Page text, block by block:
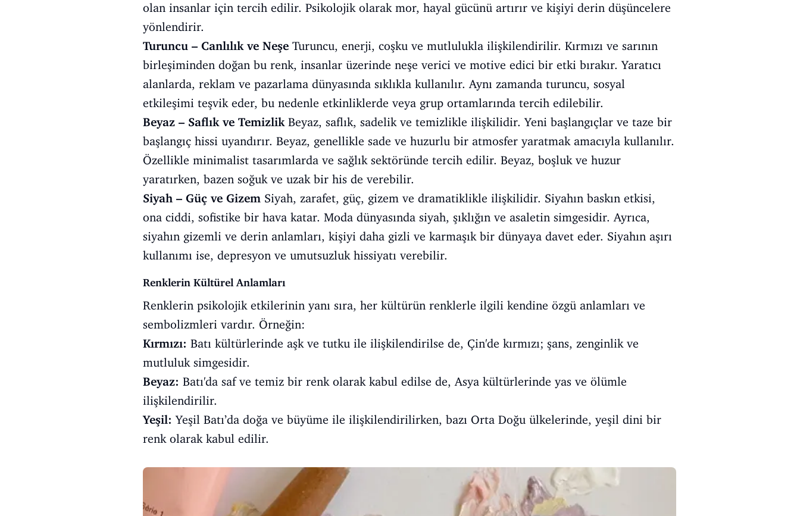
olan insanlar için tercih edilir. Psikolojik olarak mor, hayal gücünü artırır ve kişiyi derin düşüncelere
yönlendirir.
Turuncu – Canlılık ve Neşe Turuncu, enerji, coşku ve mutlulukla ilişkilendirilir. Kırmızı ve sarının
birleşiminden doğan bu renk, insanlar üzerinde neşe verici ve motive edici bir etki bırakır. Yaratıcı
alanlarda, reklam ve pazarlama dünyasında sıklıkla kullanılır. Aynı zamanda turuncu, sosyal
etkileşimi teşvik eder, bu nedenle etkinliklerde veya grup ortamlarında tercih edilebilir.
Beyaz – Saflık ve TemizlikBeyaz, saflık, sadelik ve temizlikle ilişkilidir. Yeni başlangıçlar ve taze bir
başlangıç hissi uyandırır. Beyaz, genellikle sade ve huzurlu bir atmosfer yaratmak amacıyla kullanılır.
Özellikle minimalist tasarımlarda ve sağlık sektöründe tercih edilir. Beyaz, boşluk ve huzur
yaratırken, bazen soğuk ve uzak bir his de verebilir.
Siyah – Güç ve Gizem Siyah, zarafet, güç, gizem ve dramatiklikle ilişkilidir. Siyahın baskın etkisi,
ona ciddi, sofistike bir hava katar. Moda dünyasında siyah, şıklığın ve asaletin simgesidir. Ayrıca,
siyahın gizemli ve derin anlamları, kişiyi daha gizli ve karmaşık bir dünyaya davet eder. Siyahın aşırı
kullanımı ise, depresyon ve umutsuzluk hissiyatı verebilir.
Renklerin Kültürel Anlamları
Renklerin psikolojik etkilerinin yanı sıra, her kültürün renklerle ilgili kendine özgü anlamları ve
sembolizmleri vardır. Örneğin:
Kırmızı: Batı kültürlerinde aşk ve tutku ile ilişkilendirilse de, Çin'de kırmızı; şans, zenginlik ve
mutluluk simgesidir.
Beyaz: Batı'da saf ve temiz bir renk olarak kabul edilse de, Asya kültürlerinde yas ve ölümle
ilişkilendirilir.
Yeşil: Yeşil Batı’da doğa ve büyüme ile ilişkilendirilirken, bazı Orta Doğu ülkelerinde, yeşil dini bir
renk olarak kabul edilir.